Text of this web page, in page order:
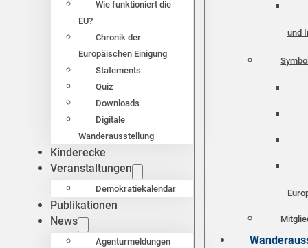
Wie funktioniert die
EU?
Chronik der
Europäischen Einigung
Statements
Quiz
Downloads
Digitale
Wanderausstellung
Kinderecke
Veranstaltungen
Demokratiekalendar
Publikationen
News
Agenturmeldungen
und